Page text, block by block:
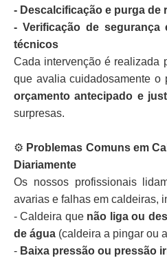
- Descalcificação e purga de
- Verificação de segurança
técnicos
Cada intervenção é realizada
que avalia cuidadosamente o
orçamento antecipado e
surpresas.
⚙️ Problemas Comuns em
Diariamente
Os nossos profissionais
avarias e falhas em caldeiras,
- Caldeira que não liga ou
de água (caldeira a pingar ou
- Baixa pressão ou pressão